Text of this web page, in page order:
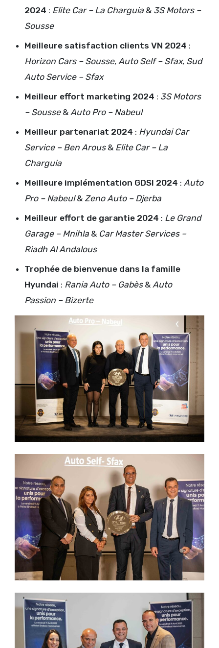
2024 : Elite Car – La Charguia & 3S Motors –
Sousse
Meilleure satisfaction clients VN 2024 :
Horizon Cars – Sousse, Auto Self – Sfax, Sud
Auto Service – Sfax
Meilleur effort marketing 2024 : 3S Motors
– Sousse& Auto Pro – Nabeul
Meilleur partenariat 2024 : Hyundai Car
Service – Ben Arous& Elite Car – La
Charguia
Meilleure implémentation GDSI 2024 : Auto
Pro – Nabeul& Zeno Auto – Djerba
Meilleur effort de garantie 2024 : Le Grand
Garage – Mnihla & Car Master Services –
Riadh Al Andalous
Trophée de bienvenue dans la famille
Hyundai : Rania Auto – Gabès& Auto
Passion – Bizerte